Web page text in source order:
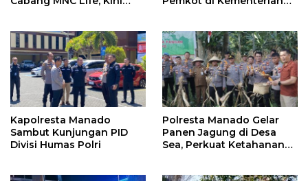
Kapolresta Manado
Sambut Kunjungan PID
Divisi Humas Polri
Polresta Manado Gelar
Panen Jagung di Desa
Sea, Perkuat Ketahanan